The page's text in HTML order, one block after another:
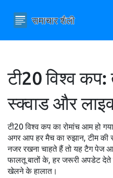
टी20 विश्व कप:
स्क्वाड और
टी20 विश्व कप का रोमांच आम हो
अगर आप हर मैच का रुझान, टीम की
नजर रखना चाहते हैं तो यह टैग पेज
फालतू बातों के, हर जरूरी अपडेट देते
खेलने के हालात।